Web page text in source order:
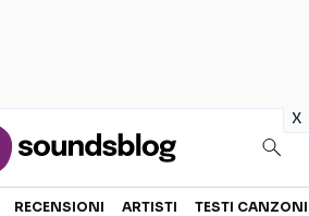
x
RECENSIONI ARTISTI TESTI CANZONI